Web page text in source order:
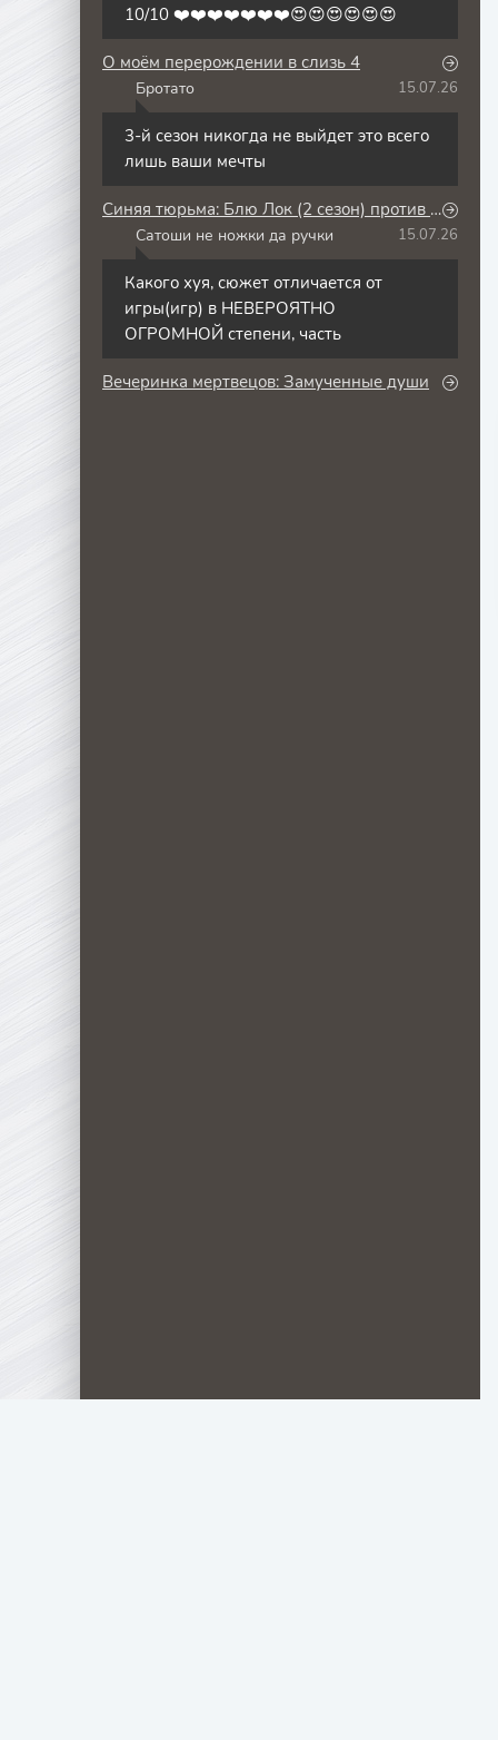
10/10 ❤️❤️❤️❤️❤️❤️❤️😍😍😍😍😍😍
О моём перерождении в слизь 4
Бротато 15.07.26
3-й сезон никогда не выйдет это всего
лишь ваши мечты
Синяя тюрьма: Блю Лок (2 сезон) против юношеской сборной Японии
Сатоши не ножки да ручки 15.07.26
Какого хуя, сюжет отличается от
игры(игр) в НЕВЕРОЯТНО
ОГРОМНОЙ степени, часть
Вечеринка мертвецов: Замученные души